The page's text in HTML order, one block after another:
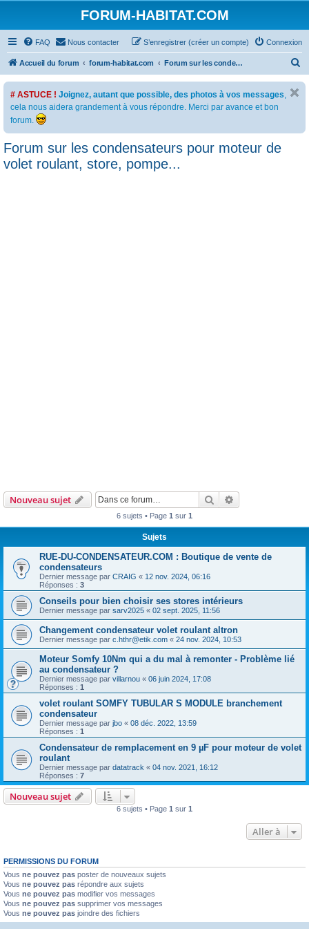
FORUM-HABITAT.COM
FAQ Nous contacter Connexion
S’enregistrer (créer un compte)
Accueil du forum forum-habitat.com Forum sur les condensateurs pour moteur de volet roulant, store, pompe...
e
# ASTUCE ! Joignez, autant que possible, des photos à vos messages,
cela nous aidera grandement à vous répondre. Merci par avance et bon
forum.
Forum sur les condensateurs pour moteur de
volet roulant, store, pompe...
Nouveau sujet Rechercher
6 sujets • Page 1 sur 1
Sujets
RUE-DU-CONDENSATEUR.COM : Boutique de vente de
condensateurs
Dernier message par CRAIG « 12 nov. 2024, 06:16
Réponses : 3
Conseils pour bien choisir ses stores intérieurs
Dernier message par sarv2025 « 02 sept. 2025, 11:56
Changement condensateur volet roulant altron
Dernier message par c.hthr@etik.com « 24 nov. 2024, 10:53
Moteur Somfy 10Nm qui a du mal à remonter - Problème lié
au condensateur ?
Dernier message par villarnou « 06 juin 2024, 17:08
Réponses : 1
volet roulant SOMFY TUBULAR S MODULE branchement
condensateur
Dernier message par jbo « 08 déc. 2022, 13:59
Réponses : 1
Condensateur de remplacement en 9 µF pour moteur de volet
roulant
Dernier message par datatrack « 04 nov. 2021, 16:12
Réponses : 7
Nouveau sujet
6 sujets • Page 1 sur 1
Aller à
PERMISSIONS DU FORUM
Vous ne pouvez pas poster de nouveaux sujets
Vous ne pouvez pas répondre aux sujets
Vous ne pouvez pas modifier vos messages
Vous ne pouvez pas supprimer vos messages
Vous ne pouvez pas joindre des fichiers